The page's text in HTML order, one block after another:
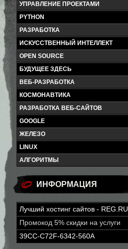
УПРАВЛЕНИЕ ПРОЕКТАМИ
PYTHON
РАЗРАБОТКА
ИСКУССТВЕННЫЙ ИНТЕЛЛЕКТ
OPEN SOURCE
БУДУЩЕЕ ЗДЕСЬ
ВЕБ-РАЗРАБОТКА
КОСМОНАВТИКА
РАЗРАБОТКА ВЕБ-САЙТОВ
GOOGLE
ЖЕЛЕЗО
LINUX
АЛГОРИТМЫ
ИНФОРМАЦИЯ
Лучший хостинг сайтов - REG.RU
Промокод 5% скидки на услуги
39CC-C72F-6342-560A